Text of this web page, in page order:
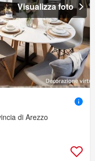
Visualizza foto
di Arezzo